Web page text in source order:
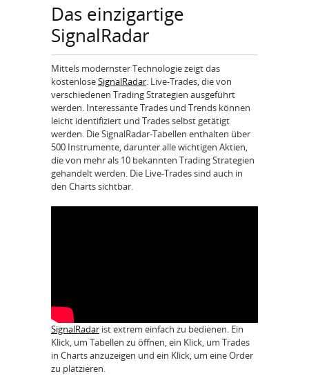
Das einzigartige
SignalRadar
Mittels modernster Technologie zeigt das
kostenloseSignalRadar. Live-Trades, die von
verschiedenen Trading Strategien ausgeführt
werden. Interessante Trades und Trends können
leicht identifiziert und Trades selbst getätigt
werden. Die SignalRadar-Tabellen enthalten über
500 Instrumente, darunter alle wichtigen Aktien,
die von mehr als 10 bekannten Trading Strategien
gehandelt werden. Die Live-Trades sind auch in
den Charts sichtbar.
SignalRadar ist extrem einfach zu bedienen. Ein
Klick, um Tabellen zu öffnen, ein Klick, um Trades
in Charts anzuzeigen und ein Klick, um eine Order
zu platzieren.